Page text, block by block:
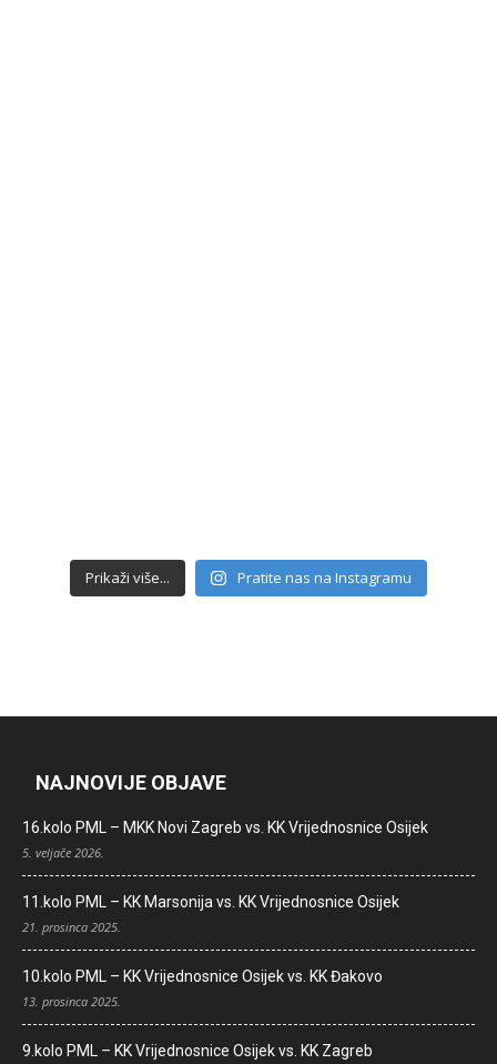
Prikaži više... Pratite nas na Instagramu
NAJNOVIJE OBJAVE
16.kolo PML – MKK Novi Zagreb vs. KK Vrijednosnice Osijek
5. veljače 2026.
11.kolo PML – KK Marsonija vs. KK Vrijednosnice Osijek
21. prosinca 2025.
10.kolo PML – KK Vrijednosnice Osijek vs. KK Đakovo
13. prosinca 2025.
9.kolo PML – KK Vrijednosnice Osijek vs. KK Zagreb